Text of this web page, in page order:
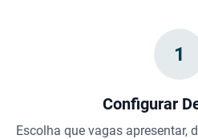
1
Configurar
Escolha que vagas apresentar,